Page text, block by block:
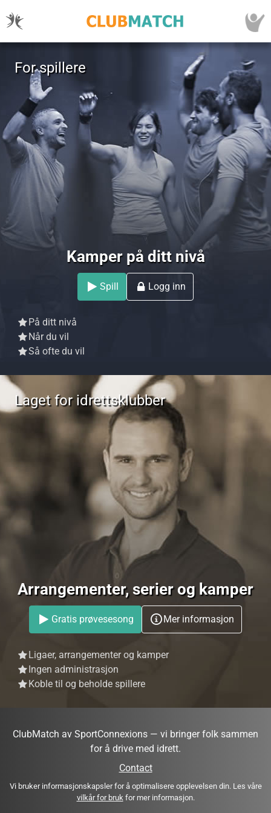
Kamper på ditt nivå
Spill Logg inn
På ditt nivå
Når du vil
Så ofte du vil
For spillere
Arrangementer, serier og kamper
Gratis prøvesesong Mer informasjon
Ligaer, arrangementer og kamper
Ingen administrasjon
Koble til og beholde spillere
Laget for idrettsklubber
ClubMatch av SportConnexions — vi bringer folk sammen
for å drive med idrett.
Contact
Vi bruker informasjonskapsler for å optimalisere opplevelsen din. Les våre
vilkår for brukfor mer informasjon.